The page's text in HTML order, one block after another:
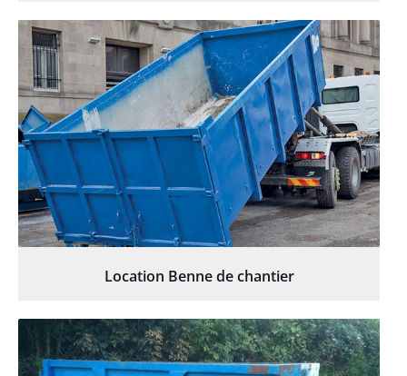
Location Benne de chantier